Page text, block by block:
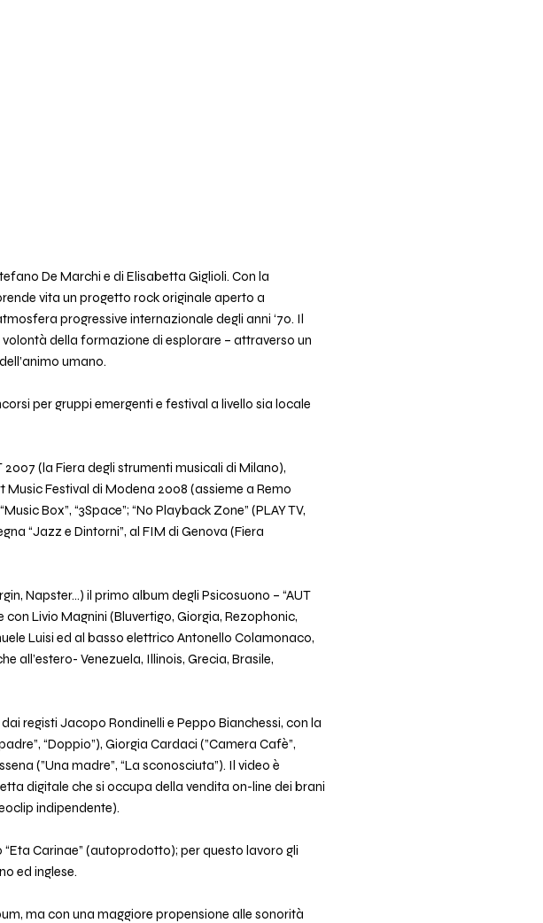
De Marchi e di Elisabetta Giglioli. Con la
vita un progetto rock originale aperto a
progressive internazionale degli anni ‘70. Il
della formazione di esplorare – attraverso un
umano.
per gruppi emergenti e festival a livello sia locale
(la Fiera degli strumenti musicali di Milano),
Music Festival di Modena 2008 (assieme a Remo
Box”, “3Space”; “No Playback Zone” (PLAY TV,
“Jazz e Dintorni”, al FIM di Genova (Fiera
Napster…) il primo album degli Psicosuono – “AUT
Livio Magnini (Bluvertigo, Giorgia, Rezophonic,
Luisi ed al basso elettrico Antonello Colamonaco,
all’estero- Venezuela, Illinois, Grecia, Brasile,
registi Jacopo Rondinelli e Peppo Bianchessi, con la
“Doppio”), Giorgia Cardaci (”Camera Cafè”,
(”Una madre”, “La sconosciuta”). Il video è
digitale che si occupa della vendita on-line dei brani
indipendente).
Carinae” (autoprodotto); per questo lavoro gli
ed inglese.
ma con una maggiore propensione alle sonorità